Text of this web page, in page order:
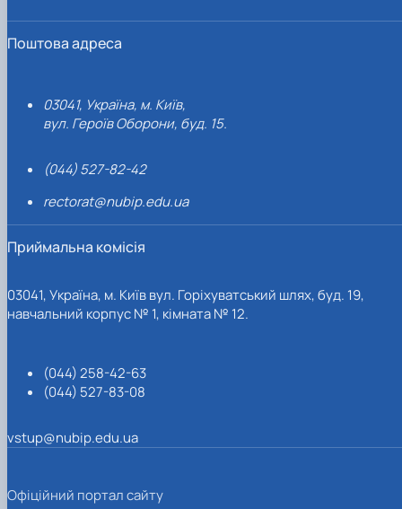
Поштова адреса
03041, Україна, м. Київ,
вул. Героїв Оборони, буд. 15.
(044) 527-82-42
rectorat@nubip.edu.ua
Приймальна комісія
03041, Україна, м. Київ вул. Горіхуватський шлях, буд. 19,
навчальний корпус № 1, кімната № 12.
(044) 258-42-63
(044) 527-83-08
vstup@nubip.edu.ua
Офіційний портал сайту